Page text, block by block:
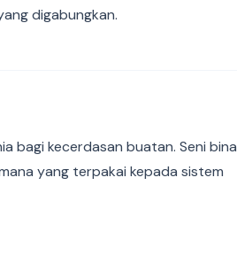
digabungkan.
bagi kecerdasan buatan. Seni bina
yang terpakai kepada sistem